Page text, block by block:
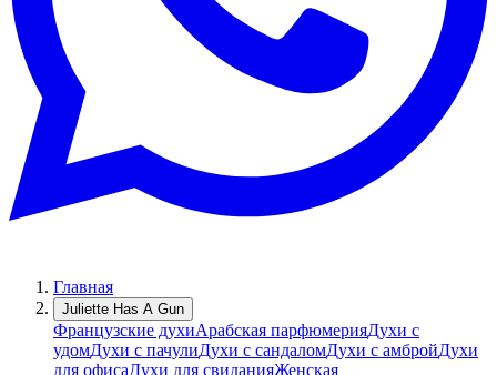
Главная
Juliette Has A Gun
Французские духиАрабская парфюмерияДухи с
удомДухи с пачулиДухи с сандаломДухи с амбройДухи
для офисаДухи для свиданияЖенская